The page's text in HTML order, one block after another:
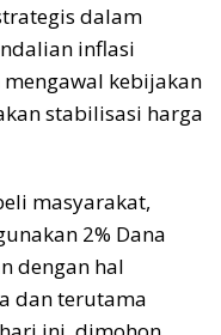
dalam
inflasi
kebijakan
stabilisasi harga
masyarakat,
2% Dana
dengan hal
dan terutama